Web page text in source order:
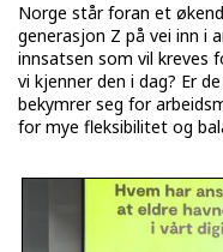
Norge står foran et
generasjon Z på vei inn i
innsatsen som vil kreves
vi kjenner den i dag? Er
bekymrer seg for
for mye fleksibilitet og